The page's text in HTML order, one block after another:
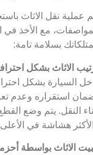
عملية نقل الاثاث
مع الأخذ في
بسلامة تامة:
الاثاث بشكل
السيارة بشكل
استقراره وعدم
النقل. يتم وضع
هشاشة في
الاثاث بواسطة